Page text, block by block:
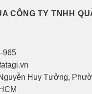
CÔNG TY TNHH
965
Huy Tưởng,